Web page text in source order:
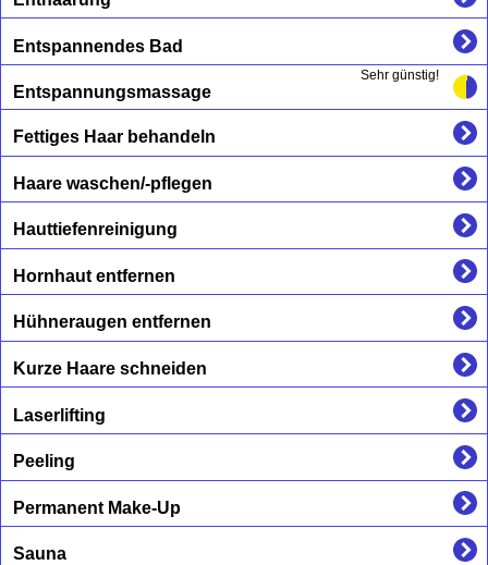
Entspannendes Bad
Sehr günstig!
Entspannungsmassage
Fettiges Haar behandeln
Haare waschen/-pflegen
Hauttiefenreinigung
Hornhaut entfernen
Hühneraugen entfernen
Kurze Haare schneiden
Laserlifting
Peeling
Permanent Make-Up
Sauna